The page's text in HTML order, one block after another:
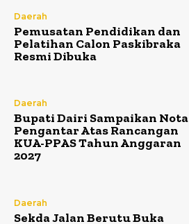
Daerah
Pemusatan Pendidikan dan
Pelatihan Calon Paskibraka
Resmi Dibuka
Daerah
Bupati Dairi Sampaikan Nota
Pengantar Atas Rancangan
KUA-PPAS Tahun Anggaran
2027
Daerah
Sekda Jalan Berutu Buka